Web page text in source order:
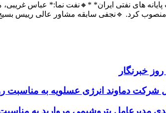
های نفتی ایران* *🔸نفت نما:* عباس غریبی،
کرد. 🔹نجفی سابقه مشاور عالی رییس
خبرنگار
شرکت دماوند انرژی عسلویه به مناسبت
مدیرعامل پتروشیمی مروارید به مناسبت